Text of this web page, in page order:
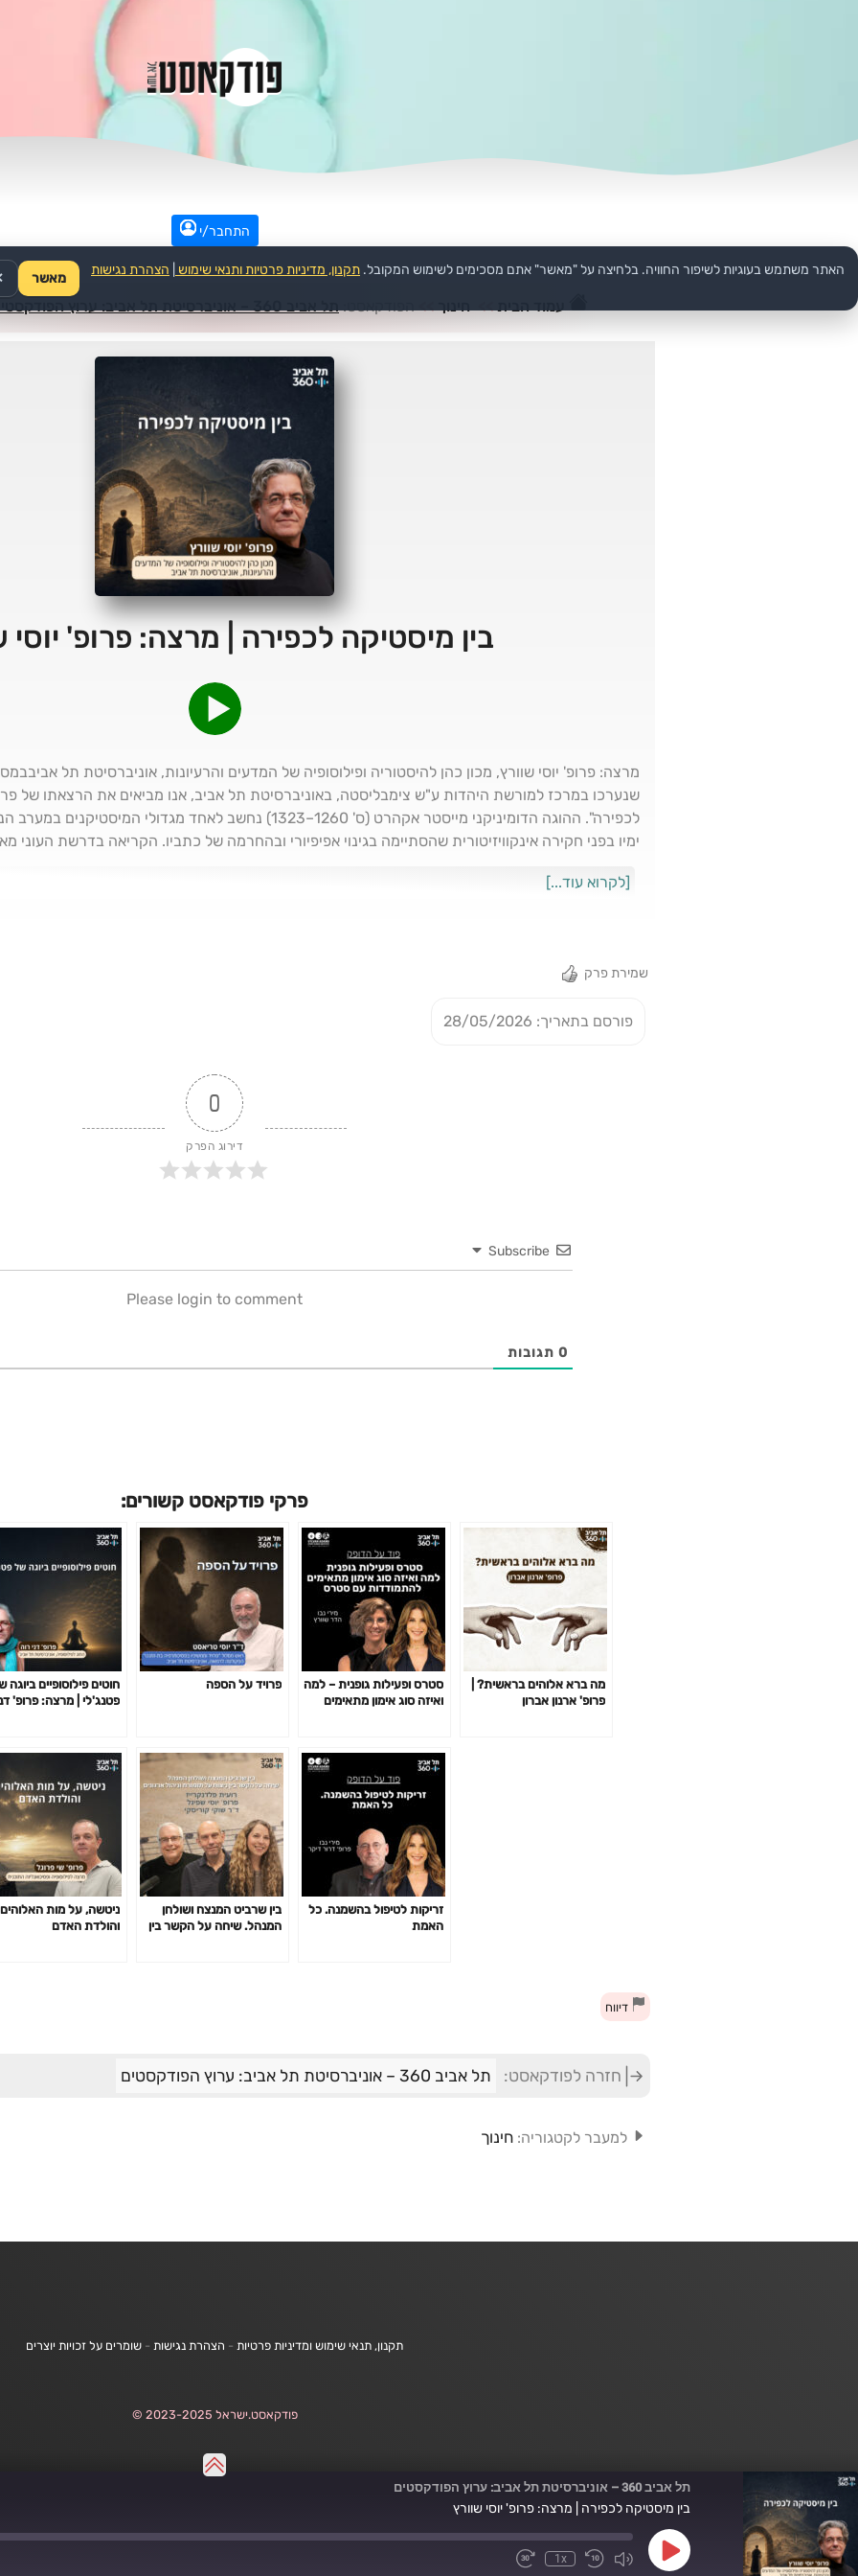
התחבר/י
עמוד הבית >> חינוך >>הפודקאסט: תל אביב 360 – אוניברסיטת תל אביב: ערוץ הפודקסטים
בין מיסטיקה לכפירה | מרצה: פרופ' יוסי
תל אביב 360 – אוניברסיטת תל אביב: ערוץ הפודקסטים
בין מיסטיקה לכפירה | מרצה: פרופ' יוסי שוורץ
Play
Episode
Mute/Unmute
Rewind
1x
Fast
מרצה: פרופ' יוסי שוורץ, מכון כהן להיסטוריה ופילוסופיה של המדעים והרעיונות, אוניברסיטת תל
שנערכו במרכז למורשת היהדות ע"ש צימבליסטה, באוניברסיטת תל אביב, אנו מביאים את הרצאתו של
לכפירה". ההוגה הדומיניקני מייסטר אקהרט (ס' 1260–1323) נחשב לאחד
ימיו בפני חקירה אינקוויזיטורית שהסתיימה בגינוי אפיפיורי ובהחרמה של כתביו. הקריאה בדרשת העוני
אביב 360 בקבוצת הוואטסאפ השקטה ◄ ⁠⁠⁠⁠⁠⁠⁠⁠⁠⁠⁠⁠⁠⁠⁠⁠⁠⁠⁠⁠⁠⁠⁠⁠⁠⁠⁠⁠⁠⁠⁠⁠⁠⁠⁠⁠⁠⁠⁠⁠⁠⁠⁠⁠⁠⁠⁠⁠⁠⁠⁠⁠⁠⁠⁠⁠⁠⁠⁠⁠⁠⁠⁠https://360tau.com/WhatsApp⁠⁠⁠⁠⁠⁠⁠⁠⁠⁠⁠⁠⁠⁠⁠⁠⁠⁠⁠⁠⁠⁠⁠⁠⁠⁠⁠⁠⁠⁠⁠⁠⁠⁠⁠⁠⁠⁠⁠⁠⁠⁠⁠⁠⁠⁠⁠⁠⁠⁠⁠⁠⁠⁠⁠⁠⁠⁠⁠
[לקרוא עוד...]
שמירת פרק
פורסם בתאריך: 28/05/2026
0
דירוג הפרק
Subscribe
Please login to comment
0 תגובות
פרקי פודקאסט קשורים:
מה ברא אלוהים בראשית? |
פרופ' ארנון אברון
סטרס ופעילות גופנית – למה
ואיזה סוג אימון מתאימים
פרויד על הספה
חוטים פילוסופיים ביוגה
פטנג'לי | מרצה: פרופ'
זריקות לטיפול בהשמנה. כל
האמת
בין שרביט המנצח ושולחן
המנהל. שיחה על הקשר בין
ניטשה, על מות האלוהים
והולדת האדם
דיווח
חזרה לפודקאסט: תל אביב 360 – אוניברסיטת תל אביב: ערוץ הפודקסטים
למעבר לקטגוריה: חינוך
תקנון, תנאי שימוש ומדיניות פרטיות - הצהרת נגישות - שומרים על זכויות יוצרים
פודקאסט.ישראל 2023-2025 ©
האתר משתמש בעוגיות לשיפור החוויה. בלחיצה על "מאשר" אתם מסכימים לשימוש המקובל. תקנון, מדיניות פרטיות ותנאי שימוש הצהרת נגישות
מאשר